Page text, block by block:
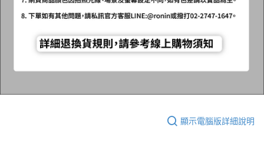
顯示電腦版詳細說明